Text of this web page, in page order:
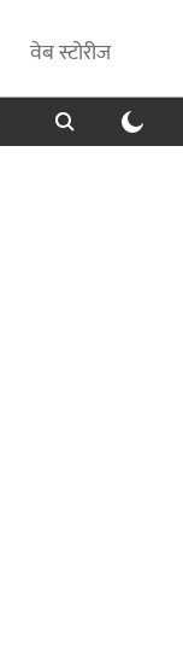
वेब स्टोरीज